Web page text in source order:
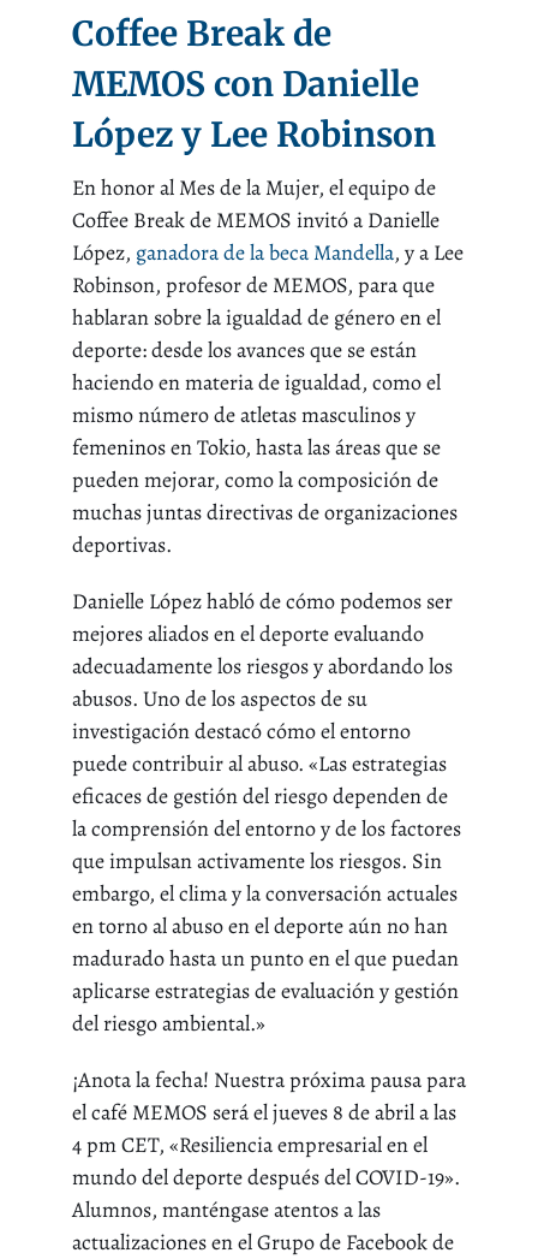
Coffee Break de
MEMOS con Danielle
López y Lee Robinson
En honor al Mes de la Mujer, el equipo de
Coffee Break de MEMOS invitó a Danielle
López, ganadora de la beca Mandella, y a Lee
Robinson, profesor de MEMOS, para que
hablaran sobre la igualdad de género en el
deporte: desde los avances que se están
haciendo en materia de igualdad, como el
mismo número de atletas masculinos y
femeninos en Tokio, hasta las áreas que se
pueden mejorar, como la composición de
muchas juntas directivas de organizaciones
deportivas.
Danielle López habló de cómo podemos ser
mejores aliados en el deporte evaluando
adecuadamente los riesgos y abordando los
abusos. Uno de los aspectos de su
investigación destacó cómo el entorno
puede contribuir al abuso. «Las estrategias
eficaces de gestión del riesgo dependen de
la comprensión del entorno y de los factores
que impulsan activamente los riesgos. Sin
embargo, el clima y la conversación actuales
en torno al abuso en el deporte aún no han
madurado hasta un punto en el que puedan
aplicarse estrategias de evaluación y gestión
del riesgo ambiental.»
¡Anota la fecha! Nuestra próxima pausa para
el café MEMOS será el jueves 8 de abril a las
4 pm CET, «Resiliencia empresarial en el
mundo del deporte después del COVID-19».
Alumnos, manténgase atentos a las
actualizaciones en el Grupo de Facebook de